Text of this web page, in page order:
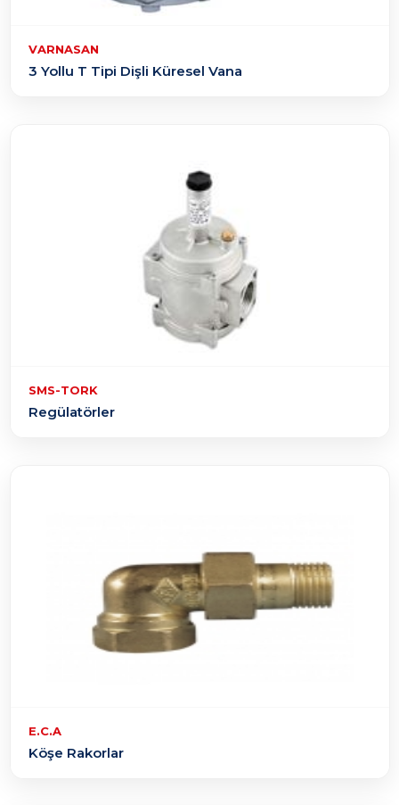
VARNASAN
3 Yollu T Tipi Dişli Küresel Vana
SMS-TORK
Regülatörler
E.C.A
Köşe Rakorlar